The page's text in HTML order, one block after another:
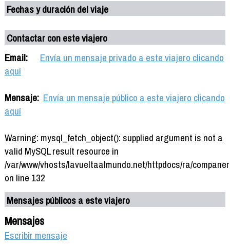
Fechas y duración del viaje
Contactar con este viajero
Email:
Envía un mensaje privado a este viajero clicando
aquí
Mensaje: Envía un mensaje público a este viajero clicando
aquí
Warning: mysql_fetch_object(): supplied argument is not a
valid MySQL result resource in
/var/www/vhosts/lavueltaalmundo.net/httpdocs/ra/
on line 132
Mensajes públicos a este viajero
Mensajes
Escribir mensaje